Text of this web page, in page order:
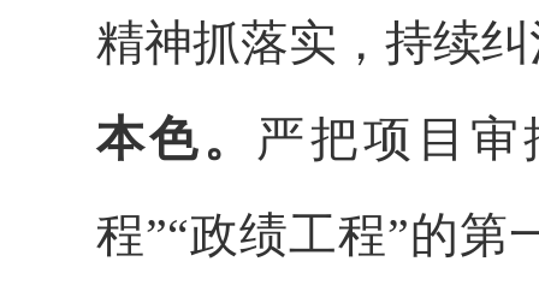
精神抓落实，持续
本色。 严把项目
程”“政绩工程”的第